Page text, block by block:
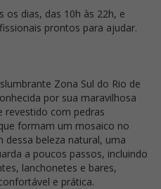
dias, das 10h às 22h, e
prontos para ajudar.
Zona Sul do Rio de
por sua maravilhosa
revestido com pedras
formam um mosaico no
beleza natural, uma
a poucos passos, incluindo
lanchonetes e bares,
e prática.